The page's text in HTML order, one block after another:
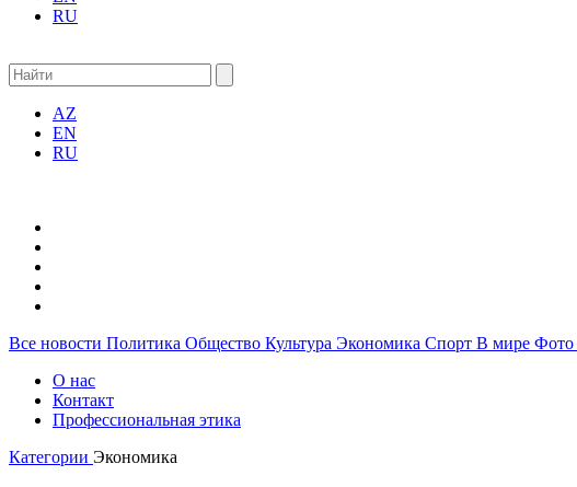
RU
AZ
EN
RU
Все новости Политика Общество Культура Экономика Спорт В мире Фото
О нас
Контакт
Профессиональная этика
Категории Экономика